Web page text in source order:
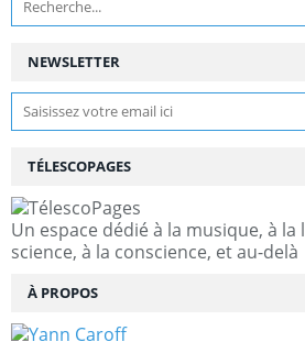
NEWSLETTER
TÉLESCOPAGES
Un espace dédié à la musique, à
science, à la conscience, et au-delà
À PROPOS